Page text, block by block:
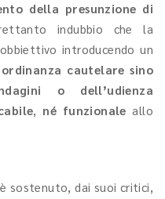
della presunzione di
indubbio che la
introducendo un
cautelare sino
o dell’udienza
, né funzionale allo
sostenuto, dai suoi critici,